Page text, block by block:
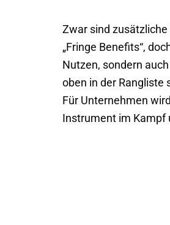
Zwar sind
„Fringe Benefits“,
Nutzen, sondern
oben in der Rangliste
Für Unternehmen
Instrument im Kampf